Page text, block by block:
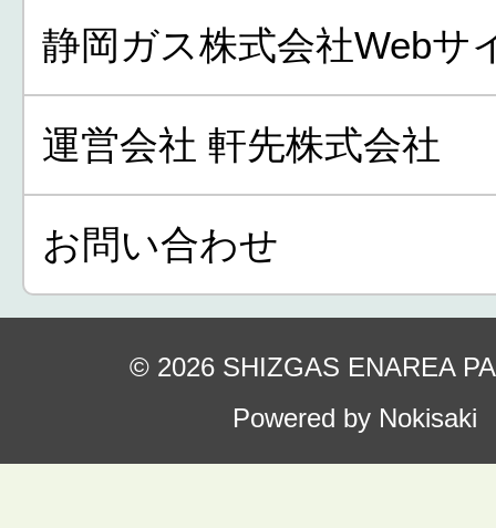
静岡ガス株式会社Webサ
運営会社 軒先株式会社
お問い合わせ
© 2026 SHIZGAS ENAREA
Powered by Nokisaki